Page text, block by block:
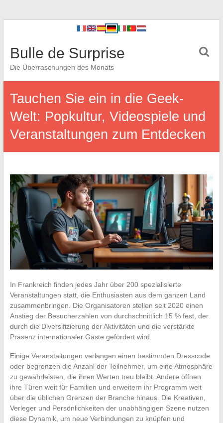
Bulle de Surprise
Die Überraschungen des Monats
Tauchen Sie ein in die Geek-
Welt: Popkultur, Videospiele und
Veranstaltungen zum Entdecken
In Frankreich finden jedes Jahr über 200 spezialisierte
Veranstaltungen statt, die Enthusiasten aus dem ganzen Land
zusammenbringen. Die Organisatoren stellen seit 2020 einen
Anstieg der Besucherzahlen von durchschnittlich 15 % fest, der
durch die Diversifizierung der Aktivitäten und die verstärkte
Präsenz internationaler Gäste gefördert wird.
Einige Veranstaltungen verlangen einen bestimmten Dresscode
oder begrenzen die Anzahl der Teilnehmer, um eine Atmosphäre
zu gewährleisten, die ihren Werten treu bleibt. Andere öffnen
ihre Türen weit für Familien und erweitern ihr Programm weit
über die üblichen Grenzen der Branche hinaus. Die Kreativen,
Verleger und Persönlichkeiten der unabhängigen Szene nutzen
diese Dynamik, um neue Verbindungen zu knüpfen und